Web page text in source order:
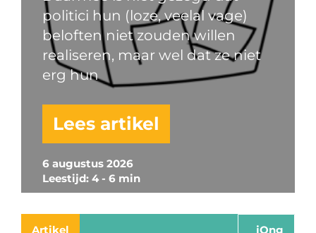
6 augustus 2026
Leestijd: 4 - 6 min
politici hun (loze, veelal vage)
beloften niet zouden willen
realiseren, maar wel dat ze niet
erg hun
Lees artikel
Artikel jOng